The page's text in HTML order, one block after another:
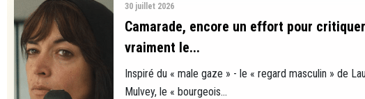
30 juillet 2026
Camarade, encore un effort pour critiquer
vraiment le...
Inspiré du « male gaze » - le « regard masculin » de
Mulvey, le « bourgeois...